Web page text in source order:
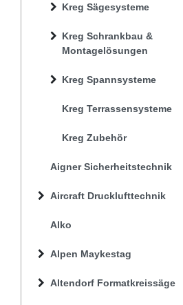
Aigner Sicherheitstechnik
Aircraft Drucklufttechnik
Alko
Alpen Maykestag
Altendorf Formatkreissäge
Kreg Sägesysteme
Kreg Schrankbau &
Montagelösungen
Kreg Spannsysteme
Kreg Terrassensysteme
Kreg Zubehör